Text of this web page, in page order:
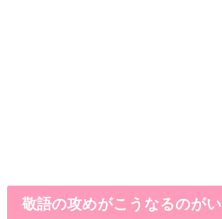
敬語の攻めがこうなるのがい